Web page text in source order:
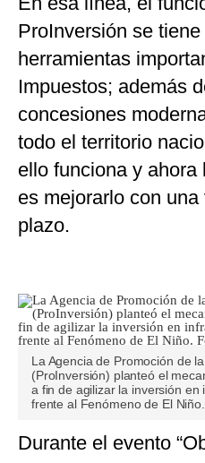
ProInversión se
herramientas
Impuestos; además
concesiones
todo el territorio
ello funciona y ahora
es mejorarlo con
plazo.
La Agencia de Promoción de
(ProInversión) planteó el
a fin de agilizar la inversión
frente al Fenómeno de El
Durante el evento